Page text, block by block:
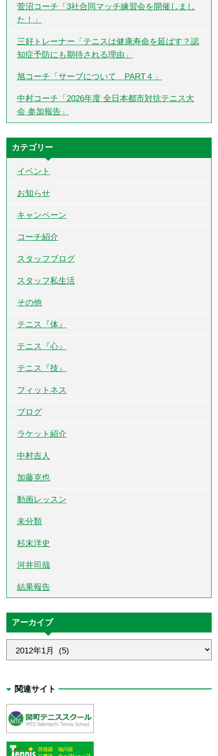
菅沼コーチ「3社合同マッチ練習会を開催しまし
た！」
三好トレーナー「テニスは健康寿命を延ばす？認
知症予防にも期待される理由」
旭コーチ「サーブについて PART４」
中村コーチ「2026年度 全日本都市対抗テニス大
会 参加報告」
カテゴリー
イベント
お知らせ
キャンペーン
コーチ紹介
スタッフブログ
スタッフ私生活
その他
テニス『体』
テニス『心』
テニス『技』
フィットネス
ブログ
ラケット紹介
中村吉人
加藤克也
動画レッスン
未分類
杉末洋史
河井司哉
結果報告
アーカイブ
関連サイト